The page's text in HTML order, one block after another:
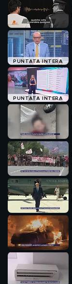
PUNTATA INTERA
PUNTATA INTERA